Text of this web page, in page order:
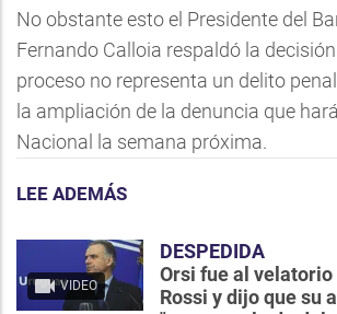
No obstante esto el Presidente del
Fernando Calloia respaldó la
proceso no representa un delito
la ampliación de la denuncia que
Nacional la semana próxima.
LEE ADEMÁS
VIDEO
DESPEDIDA
Orsi fue al velatorio
Rossi y dijo que su